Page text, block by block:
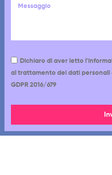
Dichiaro di aver letto
al trattamento dei dati personali
GDPR 2016/679